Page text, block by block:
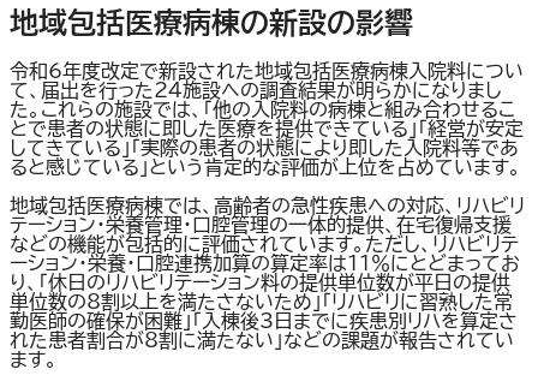
地域包括医療病棟の新設の影響
令和6年度改定で新設された地域包括医療病棟入院料につい
て、届出を行った24施設への調査結果が明らかになりまし
た。これらの施設では、「他の入院料の病棟と組み合わせるこ
とで患者の状態に即した医療を提供できている」「経営が安定
してきている」「実際の患者の状態により即した入院料等であ
ると感じている」という肯定的な評価が上位を占めています。
地域包括医療病棟では、高齢者の急性疾患への対応、リハビリ
テーション・栄養管理・口腔管理の一体的提供、在宅復帰支援
などの機能が包括的に評価されています。ただし、リハビリテ
ーション・栄養・口腔連携加算の算定率は11％にとどまってお
り、「休日のリハビリテーション料の提供単位数が平日の提供
単位数の8割以上を満たさないため」「リハビリに習熟した常
勤医師の確保が困難」「入棟後3日までに疾患別リハを算定さ
れた患者割合が8割に満たない」などの課題が報告されてい
ます。